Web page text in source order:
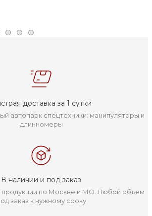
доставка за 1 сутки
автопарк спецтехники: манипуляторы и
длинномеры
В наличии и под заказ
продукции по Москве и МО. Любой объем
заказ к нужному сроку